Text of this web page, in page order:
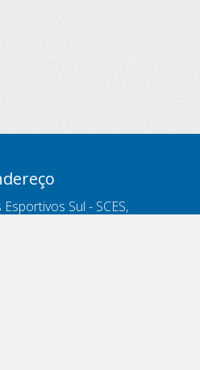
Sul - SCES,